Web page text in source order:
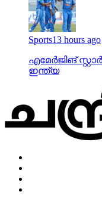
Sports13 hours ago
എമേര്‍ജിങ്
ഇന്ത്യ